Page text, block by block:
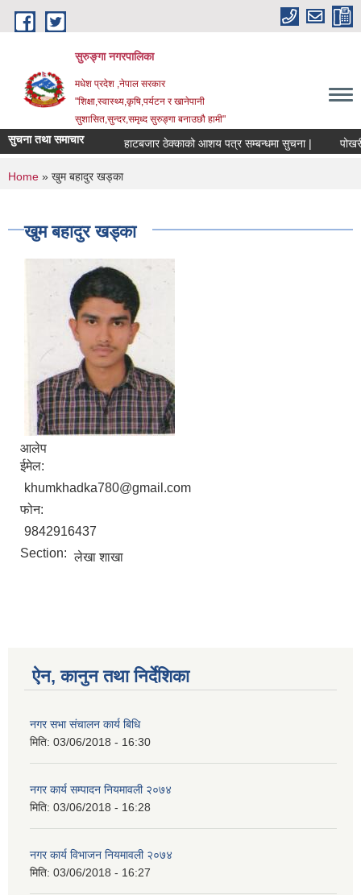
Skip to main content
सुरुङ्‍गा नगरपालिका
मधेश प्रदेश ,नेपाल सरकार
"शिक्षा,स्वास्थ्य,कृषि,पर्यटन र खानेपानी
सुशासित,सुन्दर,समृध्द सुरुङ्गा बनाउछौ हामी"
सुचना तथा समाचार हाटबजार ठेक्काको आशय पत्र सम्बन्धमा सुचना |
You are here
Home » खुम बहादुर खड्का
खुम बहादुर खड्का
आलेप
ईमेल:
khumkhadka780@gmail.com
फोन:
9842916437
Section: लेखा शाखा
ऐन, कानुन तथा निर्देशिका
नगर सभा संचालन कार्य बिधि
मिति: 03/06/2018 - 16:30
नगर कार्य सम्पादन नियमावली २०७४
मिति: 03/06/2018 - 16:28
नगर कार्य विभाजन नियमावली २०७४
मिति: 03/06/2018 - 16:27